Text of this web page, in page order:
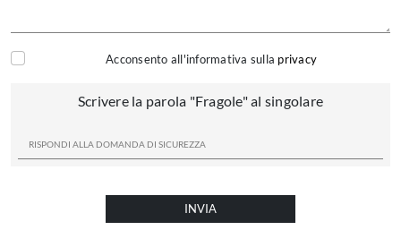
Acconsento all'informativa sulla privacy
Scrivere la parola "Fragole" al singolare
INVIA